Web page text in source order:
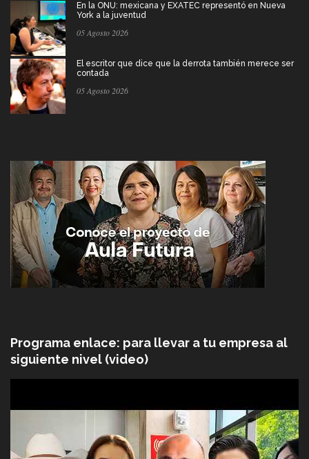
En la ONU: mexicana y EXATEC representó en Nueva
York a la juventud
05 Agosto 2026
El escritor que dice que la derrota también merece ser
contada
05 Agosto 2026
Programa enlace: para llevar a tu empresa al
siguiente nivel (video)